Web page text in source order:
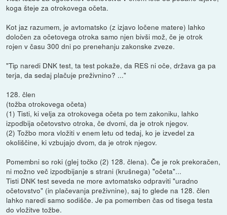
koga šteje za otrokovega očeta.
Kot jaz razumem, je avtomatsko (z izjavo ločene matere) lahko
določen za očetovega otroka samo njen bivši mož, če je otrok
rojen v času 300 dni po prenehanju zakonske zveze.
"Tip naredi DNK test, ta test pokaže, da RES ni oče, država ga pa
terja, da sedaj plačuje preživnino? ..."
128. člen
(tožba otrokovega očeta)
(1) Tisti, ki velja za otrokovega očeta po tem zakoniku, lahko
izpodbija očetovstvo otroka, če dvomi, da je otrok njegov.
(2) Tožbo mora vložiti v enem letu od tedaj, ko je izvedel za
okoliščine, ki vzbujajo dvom, da je otrok njegov.
Pomembni so roki (glej točko (2) 128. člena). Če je rok prekoračen,
ni možno več izpodbijanje s strani (krušnega) "očeta"...
Tisti DNK test seveda ne more avtomatsko odpraviti "uradno
očetovstvo" (in plačevanja preživnine), saj to glede na 128. člen
lahko naredi samo sodišče. Je pa pomemben čas od tisega testa
do vložitve tožbe.